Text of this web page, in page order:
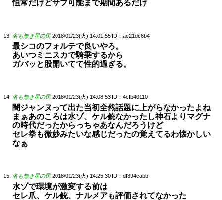
恒常だけどサプ可能まで期間あるだけ
名も無き星の民 2018/01/23(火) 14:01:55 ID：ac21dc6b4
最シコのフォルテで良いやろ。
あいつミニスカで騎乗するから
ガバッと股開いてて性的過ぎる。
名も無き星の民 2018/01/23(火) 14:08:53 ID：4cfb40110
闇ジャンヌって出た当初全然話題に上がらなかったよね
まぁあのころは水ゾ、ケル銃なかったし神石よりマグナ
の時代だったからっちゃあなんだろうけど
セレ拳も微妙みたいな感じだったの覚えてるわ懐かしい
なぁ
名も無き星の民 2018/01/23(火) 14:25:30 ID：df394cabb
水ゾで環境が激変する前は
セレ爪、ケル銃、ナルメアも評価されてなかった